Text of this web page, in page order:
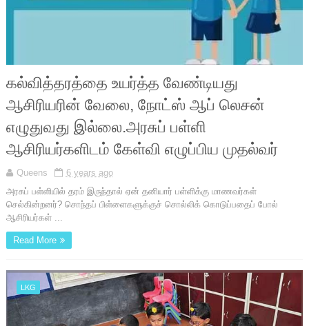
கல்வித்தரத்தை உயர்த்த வேண்டியது
ஆசிரியரின் வேலை, நோட்ஸ் ஆப் லெசன்
எழுதுவது இல்லை.அரசுப் பள்ளி
ஆசிரியர்களிடம் கேள்வி எழுப்பிய முதல்வர்
Queens
6 years ago
அரசுப் பள்ளியில் தரம் இருந்தால் ஏன் தனியார் பள்ளிக்கு மாணவர்கள்
செல்கின்றனர்? சொந்தப் பிள்ளைகளுக்குச் சொல்லிக் கொடுப்பதைப் போல்
ஆசிரியர்கள் ...
Read More
LKG